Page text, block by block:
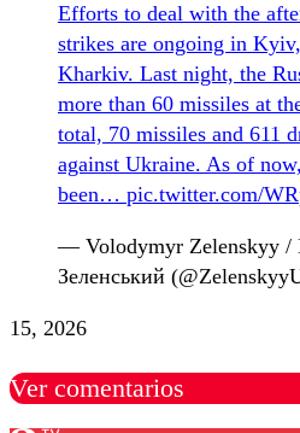
Efforts to deal with the
strikes are ongoing in
Kharkiv. Last night, the
more than 60 missiles at
total, 70 missiles and 611
against Ukraine. As of
been… pic.twitter.com/
— Volodymyr Zelenskyy /
Зеленський
15, 2026
Ver comentarios